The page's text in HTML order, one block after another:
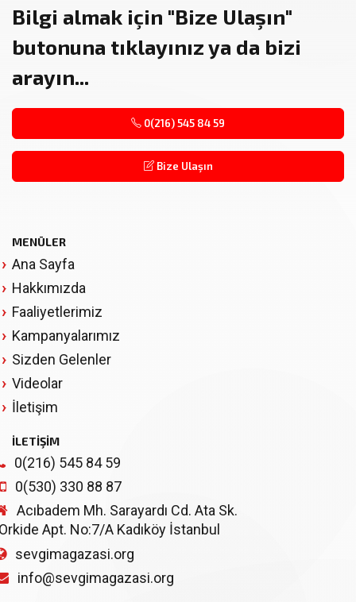
Bilgi almak için "Bize Ulaşın"
butonuna tıklayınız ya da bizi
arayın...
0(216) 545 84 59
Bize Ulaşın
MENÜLER
Ana Sayfa
Hakkımızda
Faaliyetlerimiz
Kampanyalarımız
Sizden Gelenler
Videolar
İletişim
İLETİŞİM
0(216) 545 84 59
0(530) 330 88 87
Acıbadem Mh. Sarayardı Cd. Ata Sk.
Apt. No:7/A Kadıköy İstanbul
sevgimagazasi.org
info@sevgimagazasi.org